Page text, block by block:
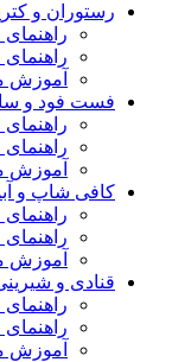
رستوران و
راهنمای
آموزش
فست فود و
آموزش
کافی شاپ و
آموزش
قنادی و
آموزش